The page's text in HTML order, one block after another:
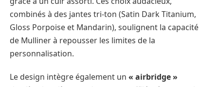
combinés à des jantes tri-ton (Satin Dark Titanium,
Gloss Porpoise et Mandarin), soulignent la capacité
de Mulliner à repousser les limites de la
personnalisation.
Le design intègre également un « airbridge »